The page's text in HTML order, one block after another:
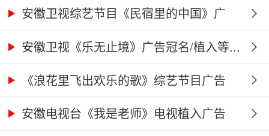
合...安徽卫视综艺节目《民宿里的中国》广
告...安徽卫视《乐无止境》广告冠名/植入等...
《浪花里飞出欢乐的歌》综艺节目广告
冠...安徽电视台《我是老师》电视植入广告